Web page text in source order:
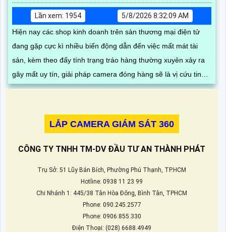
Lần xem: 1954
5/8/2026 8:32:09 AM
Hiện nay các shop kinh doanh trên sàn thương mại điện tử
đang gặp cực kì nhiều biến động dẫn đến việc mất mát tài
sản, kèm theo đấy tính trạng tráo hàng thường xuyên xảy ra
gây mất uy tín, giải pháp camera đóng hàng sẽ là vị cứu tinh
cho bạn, nhờ quay rõ mã vận đơn và quy trình đóng gói hàng
LẮP CAMERA GIÁM SÁT 360
CÔNG TY TNHH TM-DV ĐẦU TƯ AN THÀNH PHÁT
Trụ Sở: 51 Lũy Bán Bích, Phường Phú Thạnh, TP.HCM
Hotline: 0938 11 23 99
Chi Nhánh 1: 445/38 Tân Hòa Đông, Bình Tân, TPHCM
Phone: 090.245.2577
Phone: 0906.855.330
Điện Thoại: (028) 6688.4949